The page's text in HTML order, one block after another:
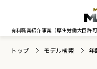
有料職業紹介事業 （厚生労働大臣許
トップ モデル検索 年